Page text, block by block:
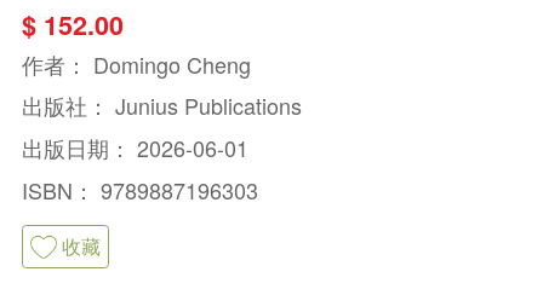
$ 152.00
作者： Domingo Cheng
出版社： Junius Publications
出版日期： 2026-06-01
ISBN： 9789887196303
收藏